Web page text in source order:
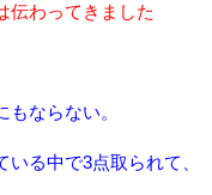
伝わってきました
もならない。
る中で3点取られて、